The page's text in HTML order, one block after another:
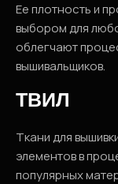
Ее плотность и
выбором для
облегчают
вышивальщиков.
ТВИЛ
Ткани для
элементов в
популярных